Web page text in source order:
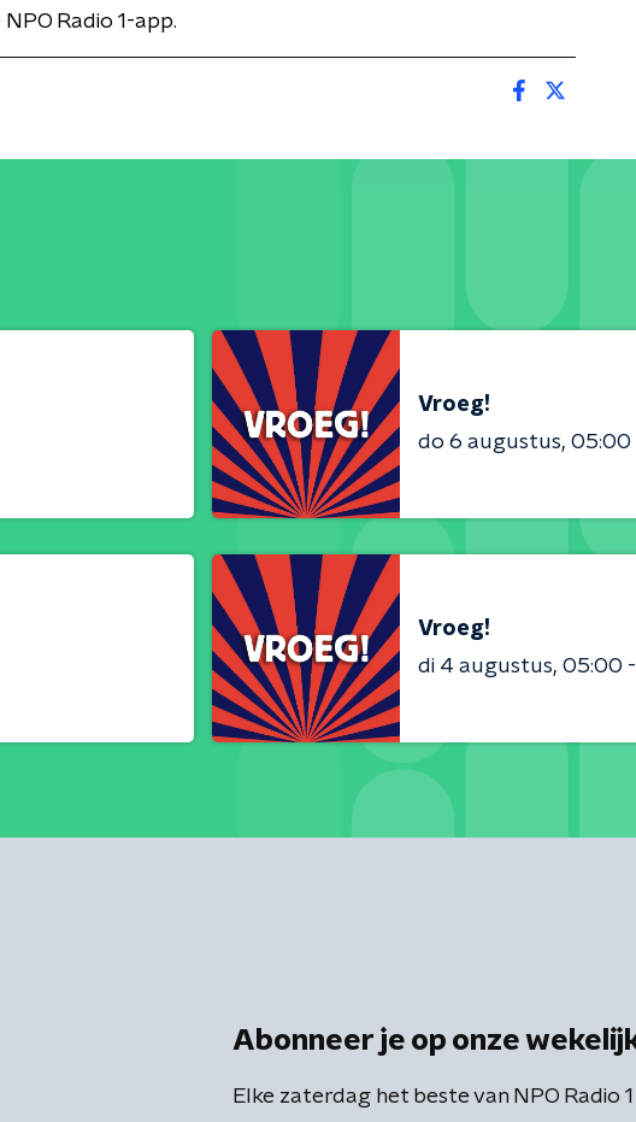
Radio 1-app.
Vroeg!
do 6 augustus 05:00
Vroeg!
di 4 augustus 05:00
Abonneer je op onze
Elke zaterdag het beste van NPO Radio